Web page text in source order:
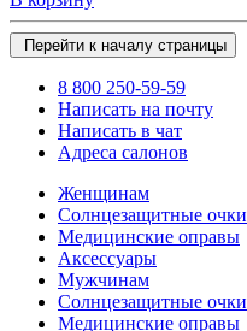
Перейти к началу страницы
8 800 250-59-59
Написать на почту
Написать в чат
Адреса салонов
Женщинам
Солнцезащитные очки
Медицинские оправы
Аксессуары
Мужчинам
Солнцезащитные очки
Медицинские оправы